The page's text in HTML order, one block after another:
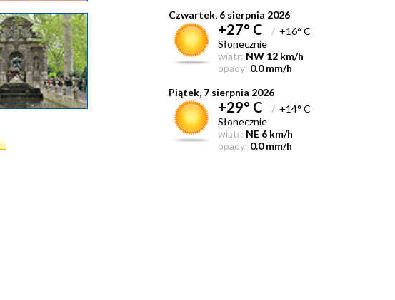
Czwartek, 6 sierpnia 2026
+27° C / +16° C
Słonecznie
wiatr: NW 12 km/h
opady: 0.0 mm/h
Piątek, 7 sierpnia 2026
+29° C / +14° C
Słonecznie
wiatr: NE 6 km/h
opady: 0.0 mm/h